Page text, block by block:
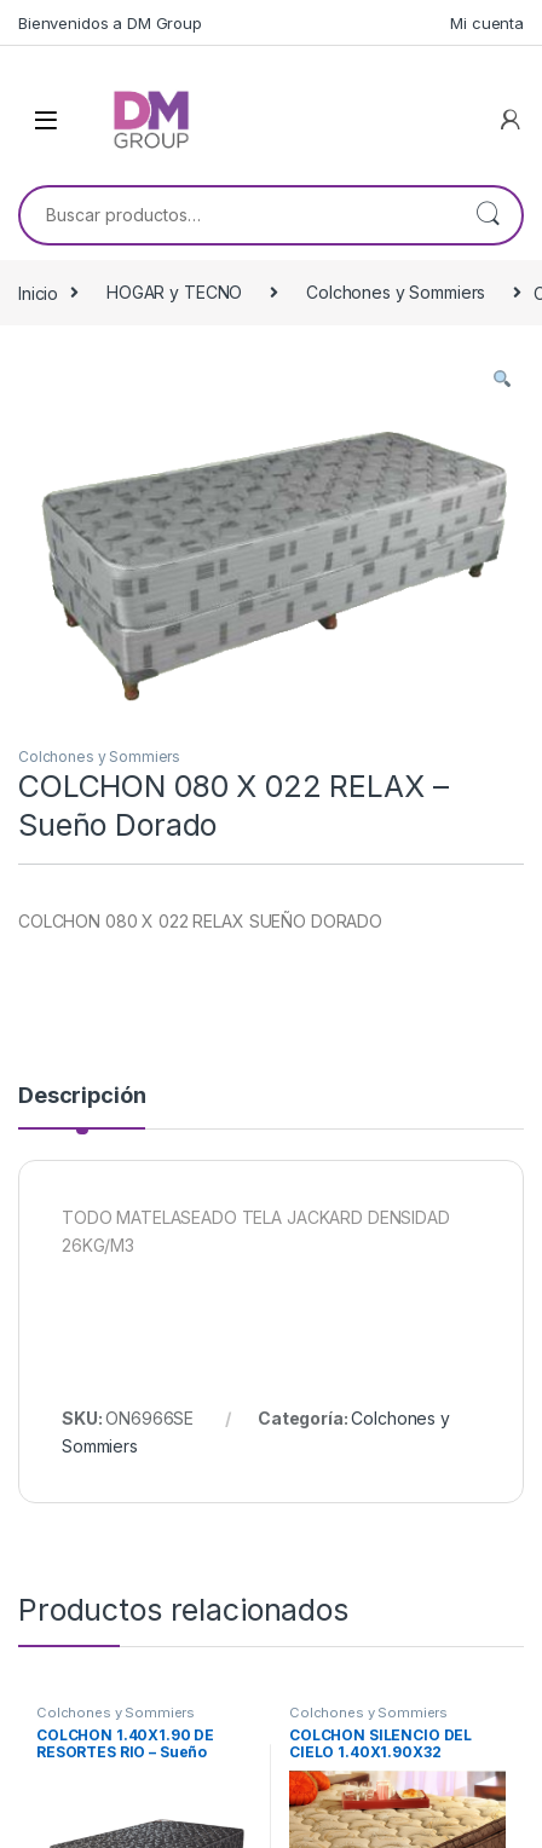
Bienvenidos a DM Group Mi cuenta
Buscar por:
Inicio HOGAR y TECNO Colchones y Sommiers
Colchones y Sommiers
COLCHON 080 X 022 RELAX –
Sueño Dorado
COLCHON 080 X 022 RELAX SUEÑO DORADO
Descripción
TODO MATELASEADO TELA JACKARD DENSIDAD
26KG/M3
SKU:ON6966SE Categoría:Colchones y
Sommiers
Productos relacionados
Colchones y Sommiers
COLCHON 1.40X1.90 DE
RESORTES RIO – Sueño
Colchones y Sommiers
COLCHON SILENCIO DEL
CIELO 1.40X1.90X32
RESORTES – MaxiKing